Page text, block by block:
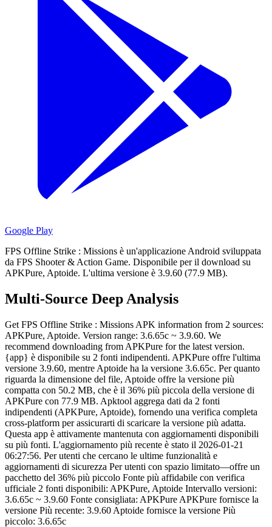
Google Play
FPS Offline Strike : Missions è un'applicazione Android sviluppata
da FPS Shooter & Action Game. Disponibile per il download su
APKPure, Aptoide. L'ultima versione è 3.9.60 (77.9 MB).
Multi-Source Deep Analysis
Get FPS Offline Strike : Missions APK information from 2 sources:
APKPure, Aptoide. Version range: 3.6.65c ~ 3.9.60. We
recommend downloading from APKPure for the latest version.
{app} è disponibile su 2 fonti indipendenti. APKPure offre l'ultima
versione 3.9.60, mentre Aptoide ha la versione 3.6.65c. Per quanto
riguarda la dimensione del file, Aptoide offre la versione più
compatta con 50.2 MB, che è il 36% più piccola della versione di
APKPure con 77.9 MB. Apktool aggrega dati da 2 fonti
indipendenti (APKPure, Aptoide), fornendo una verifica completa
cross-platform per assicurarti di scaricare la versione più adatta.
Questa app è attivamente mantenuta con aggiornamenti disponibili
su più fonti. L'aggiornamento più recente è stato il 2026-01-21
06:27:56. Per utenti che cercano le ultime funzionalità e
aggiornamenti di sicurezza Per utenti con spazio limitato—offre un
pacchetto del 36% più piccolo Fonte più affidabile con verifica
ufficiale 2 fonti disponibili: APKPure, Aptoide Intervallo versioni:
3.6.65c ~ 3.9.60 Fonte consigliata: APKPure APKPure fornisce la
versione Più recente: 3.9.60 Aptoide fornisce la versione Più
piccolo: 3.6.65c